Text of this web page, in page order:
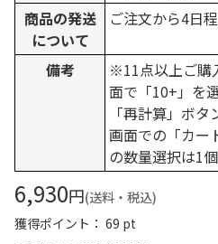
商品の発送
について
ご注文から4日
備考
※11点以上ご購
面で「10+」を
「再計算」ボ
画面での「カー
の数量選択は1個
6,930円(送料・税込)
獲得ポイント： 69 pt